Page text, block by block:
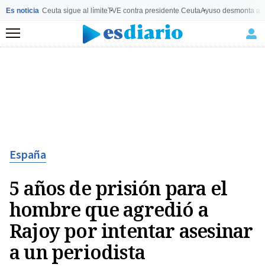
Es noticia Ceuta sigue al límiteTVE contra presidente CeutaAyuso desmonta a
Menú
España
5 años de prisión para el
hombre que agredió a
Rajoy por intentar asesinar
a un periodista